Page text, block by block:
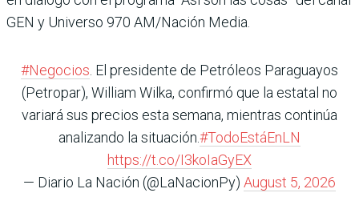
GEN y Universo 970 AM/Nación Media.
#Negocios . El presidente de Petróleos Paraguayos
(Petropar), William Wilka, confirmó que la estatal no
variará sus precios esta semana, mientras continúa
analizando la situación.#TodoEstáEnLN
https://t.co/I3koIaGyEX
— Diario La Nación (@LaNacionPy) August 5, 2026